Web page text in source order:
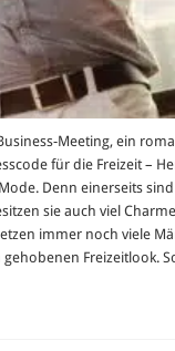
Meeting, ein
für die Freizeit –
Denn einerseits
sie auch viel
immer noch viele
Freizeitlook.